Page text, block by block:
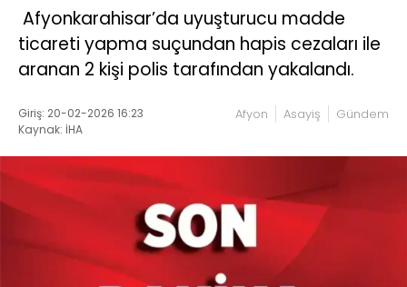
Afyonkarahisar’da uyuşturucu madde
ticareti yapma suçundan hapis cezaları ile
aranan 2 kişi polis tarafından yakalandı.
Giriş: 20-02-2026 16:23
Kaynak: İHA
Afyon Asayiş Gündem